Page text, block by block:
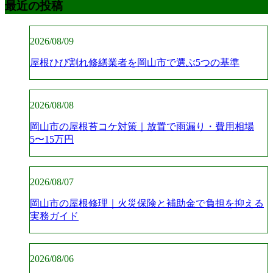
最近の投稿
2026/08/09
屋根ひび割れ修繕業者を岡山市で選ぶ5つの基準
2026/08/08
岡山市の屋根苔コケ対策｜放置で雨漏り・費用相場
5〜15万円
2026/08/07
岡山市の屋根修理｜火災保険と補助金で負担を抑える
実務ガイド
2026/08/06